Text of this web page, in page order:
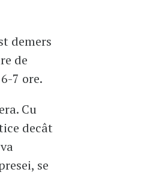
demers
de
7 ore.
Cu
decât
se